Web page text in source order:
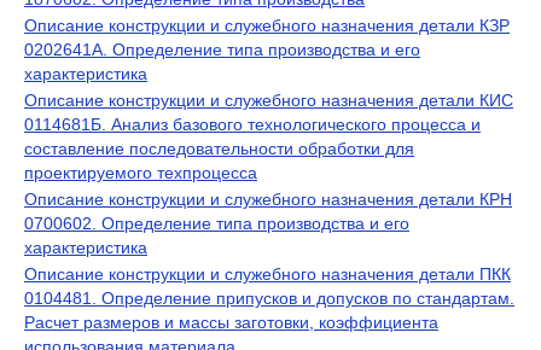
Описание конструкции и служебного назначения детали КЗР
0202641А. Определение типа производства и его
характеристика
Описание конструкции и служебного назначения детали КИС
0114681Б. Анализ базового технологического процесса и
составление последовательности обработки для
проектируемого техпроцесса
Описание конструкции и служебного назначения детали КРН
0700602. Определение типа производства и его
характеристика
Описание конструкции и служебного назначения детали ПКК
0104481. Определение припусков и допусков по стандартам.
Расчет размеров и массы заготовки, коэффициента